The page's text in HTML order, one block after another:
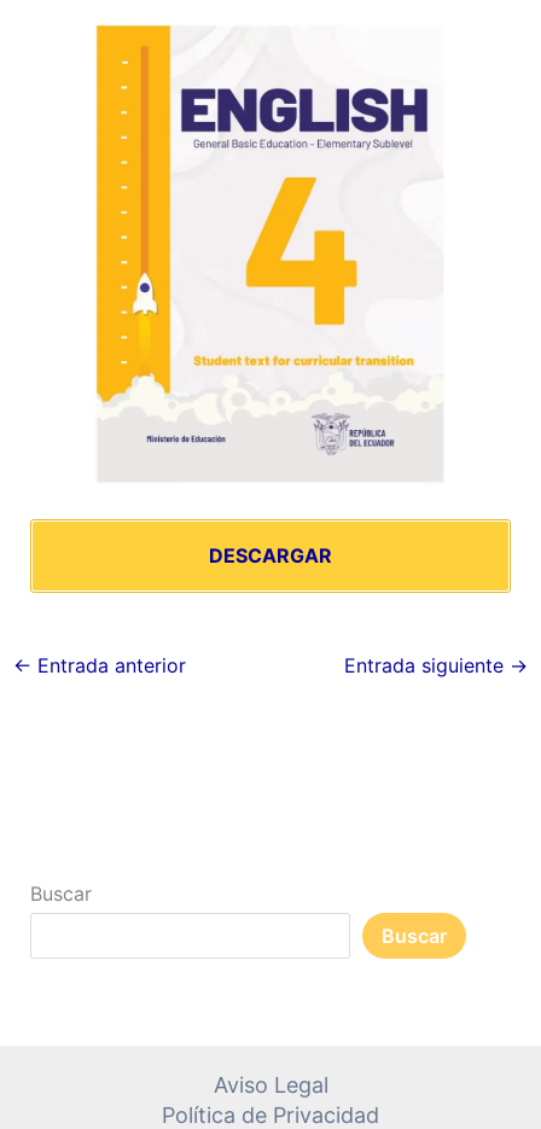
DESCARGAR
← Entrada anterior Entrada siguiente →
Buscar
Buscar
Aviso Legal
Política de Privacidad